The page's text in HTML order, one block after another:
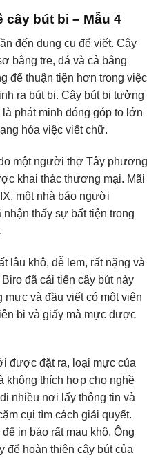
cây bút bi – Mẫu 4
đến dụng cụ để viết. Cây
bằng tre, đá và cả bằng
để thuận tiện hơn trong việc
ra bút bi. Cây bút bi tưởng
phát minh đóng góp to lớn
hóa việc viết chữ.
một người thợ Tây phương
khai thác thương mại. Mãi
một nhà báo người
thấy sự bất tiện trong
lâu khô, dễ lem, rất nặng và
đã cải tiến cây bút này
mực và đầu viết có một viên
bi và giấy mà mực được
được đặt ra, loại mực của
không thích hợp cho nghề
nhiều nơi lấy thông tin và
cụi tìm cách giải quyết.
in báo rất mau khô. Ông
để hoàn thiện cây bút của